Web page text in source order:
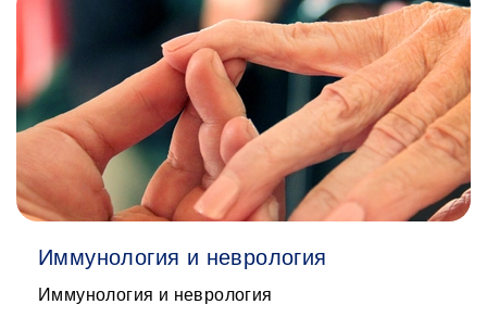
Иммунология и неврология
Иммунология и неврология